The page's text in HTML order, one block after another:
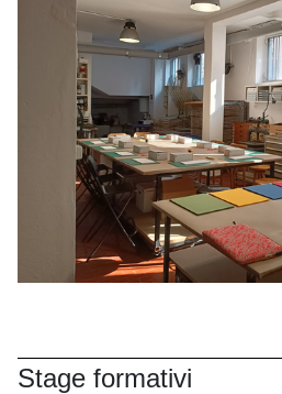
Stage formativi